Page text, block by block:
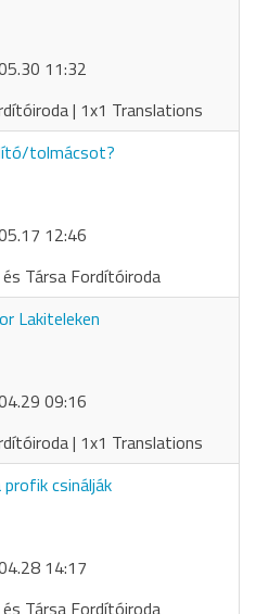
11:32
| 1x1 Translations
tolmácsot?
12:46
és Társa Fordítóiroda
Lakiteleken
09:16
| 1x1 Translations
csinálják
14:17
és Társa Fordítóiroda